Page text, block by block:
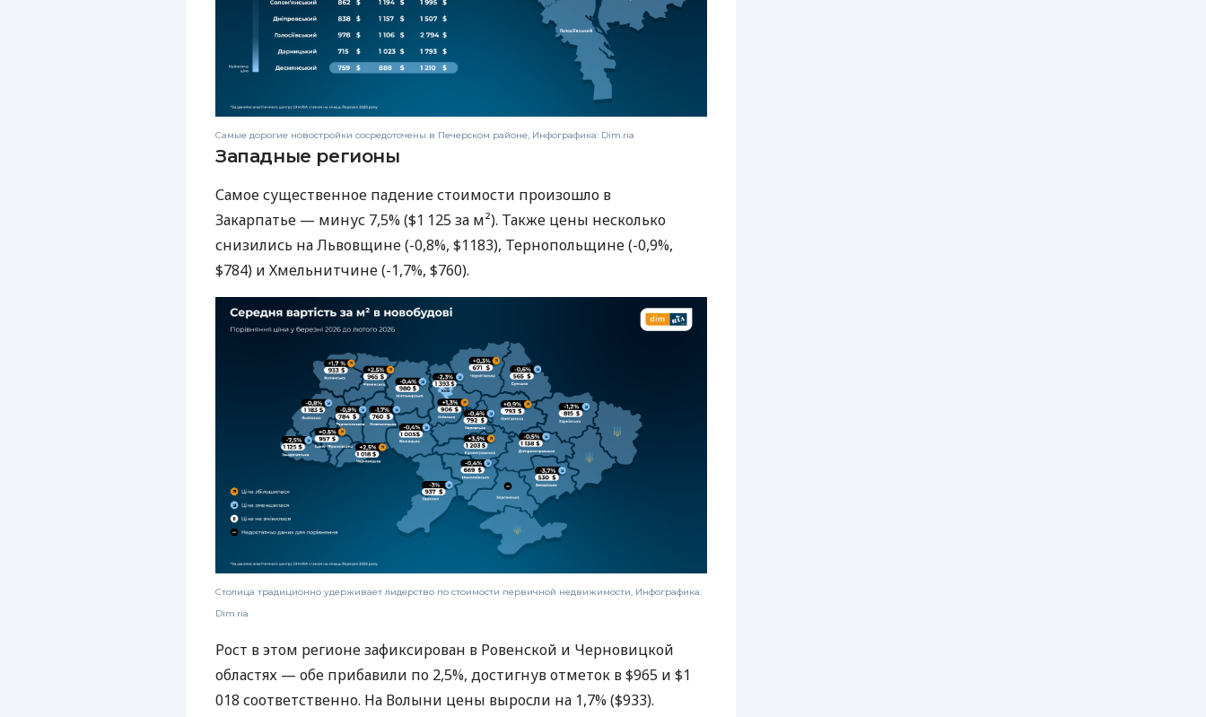
Самые дорогие новостройки сосредоточены в Печерском районе, Инфографика: Dim.ria
Западные регионы
Самое существенное падение стоимости произошло в
Закарпатье — минус 7,5% ($1 125 за м²). Также цены несколько
снизились на Львовщине (-0,8%, $1183), Тернопольщине (-0,9%,
$784) и Хмельнитчине (-1,7%, $760).
Столица традиционно удерживает лидерство по стоимости первичной недвижимости, Инфографика:
Dim.ria
Рост в этом регионе зафиксирован в Ровенской и Черновицкой
областях — обе прибавили по 2,5%, достигнув отметок в $965 и $1
018 соответственно. На Волыни цены выросли на 1,7% ($933).